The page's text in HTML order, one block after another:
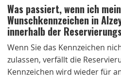
Was passiert, wenn ich
Wunschkennzeichen in
innerhalb der
Wenn Sie das Kennzeichen
zulassen, verfällt die
Kennzeichen wird wieder für